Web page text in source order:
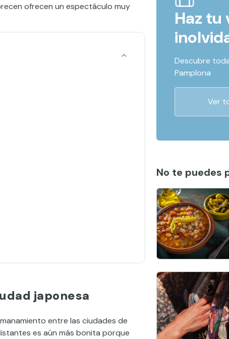
ofrecen un espectáculo muy
japonesa
entre las ciudades de
es aún más bonita porque
Haz tu
Descubre
Pamplona
Ver
No te puedes